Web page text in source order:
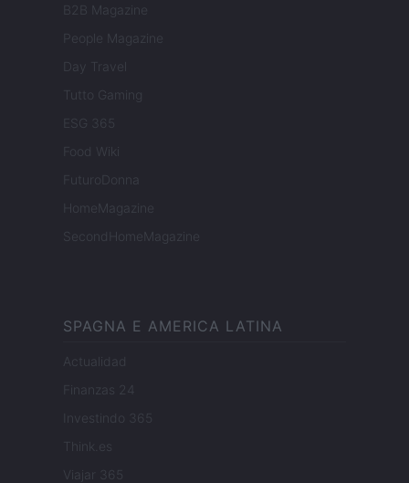
B2B Magazine
People Magazine
Day Travel
Tutto Gaming
ESG 365
Food Wiki
FuturoDonna
HomeMagazine
SecondHomeMagazine
SPAGNA E AMERICA LATINA
Actualidad
Finanzas 24
Investindo 365
Think.es
Viajar 365